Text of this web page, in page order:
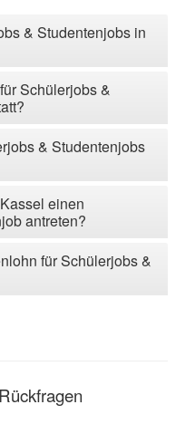
& Studentenjobs in
Schülerjobs &
& Studentenjobs
einen
antreten?
für Schülerjobs &